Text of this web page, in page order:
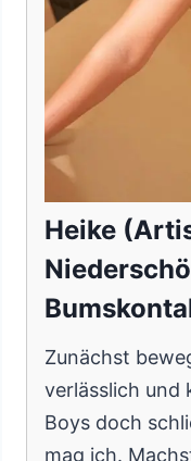
Heike
Zunächst
verlässlich und
Boys doch
mag ich.